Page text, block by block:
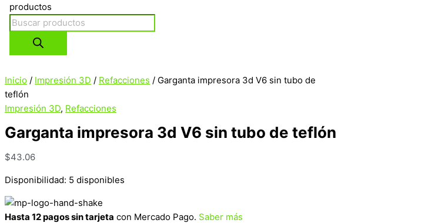
productos
Inicio / Impresión 3D / Refacciones / Garganta impresora 3d V6 sin tubo de
teflón
Impresión 3D, Refacciones
Garganta impresora 3d V6 sin tubo de teflón
$43.06
Disponibilidad: 5 disponibles
Hasta 12 pagos sin tarjeta con Mercado Pago. Saber más